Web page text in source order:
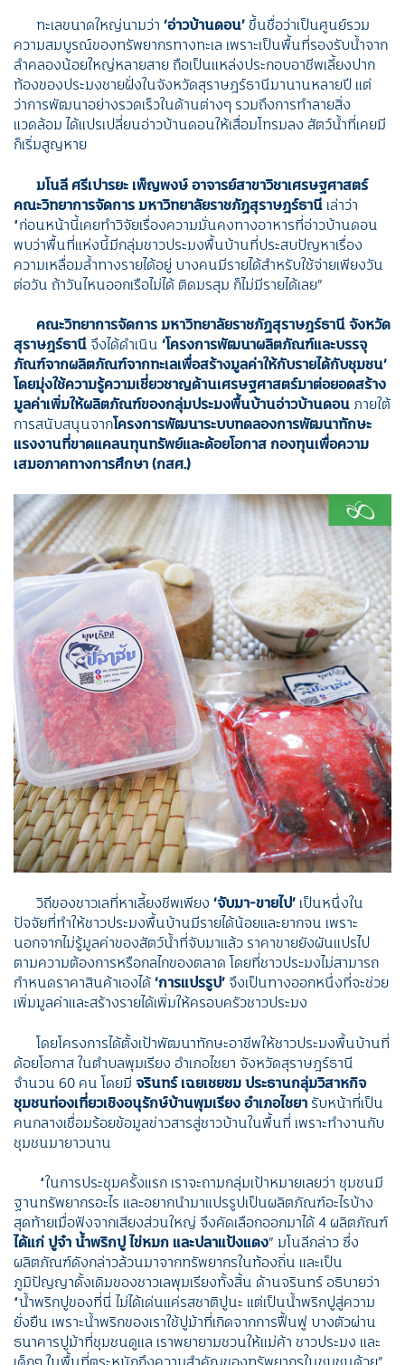
ทะเลขนาดใหญ่นามว่า ‘อ่าวบ้านดอน’ ขึ้นชื่อว่าเป็นศูนย์รวม
ความสมบูรณ์ของทรัพยากรทางทะเล เพราะเป็นพื้นที่รองรับน้ำจาก
ลำคลองน้อยใหญ่หลายสาย ถือเป็นแหล่งประกอบอาชีพเลี้ยงปาก
ท้องของประมงชายฝั่งในจังหวัดสุราษฎร์ธานีมานานหลายปี แต่
ว่าการพัฒนาอย่างรวดเร็วในด้านต่างๆ รวมถึงการทำลายสิ่ง
แวดล้อม ได้แปรเปลี่ยนอ่าวบ้านดอนให้เสื่อมโทรมลง สัตว์น้ำที่เคยมี
ก็เริ่มสูญหาย
มโนลี ศรีเปารยะ เพ็ญพงษ์ อาจารย์สาขาวิชาเศรษฐศาสตร์
คณะวิทยาการจัดการ มหาวิทยาลัยราชภัฏสุราษฎร์ธานี เล่าว่า
“ก่อนหน้านี้เคยทำวิจัยเรื่องความมั่นคงทางอาหารที่อ่าวบ้านดอน
พบว่าพื้นที่แห่งนี้มีกลุ่มชาวประมงพื้นบ้านที่ประสบปัญหาเรื่อง
ความเหลื่อมล้ำทางรายได้อยู่ บางคนมีรายได้สำหรับใช้จ่ายเพียงวัน
ต่อวัน ถ้าวันไหนออกเรือไม่ได้ ติดมรสุม ก็ไม่มีรายได้เลย”
คณะวิทยาการจัดการ มหาวิทยาลัยราชภัฏสุราษฎร์ธานี จังหวัด
สุราษฎร์ธานี จึงได้ดำเนิน ‘โครงการพัฒนาผลิตภัณฑ์และบรรจุ
ภัณฑ์จากผลิตภัณฑ์จากทะเลเพื่อสร้างมูลค่าให้กับรายได้กับชุมชน’
โดยมุ่งใช้ความรู้ความเชี่ยวชาญด้านเศรษฐศาสตร์มาต่อยอดสร้าง
มูลค่าเพิ่มให้ผลิตภัณฑ์ของกลุ่มประมงพื้นบ้านอ่าวบ้านดอน ภายใต้
การสนับสนุนจากโครงการพัฒนาระบบทดลองการพัฒนาทักษะ
แรงงานที่ขาดแคลนทุนทรัพย์และด้อยโอกาส กองทุนเพื่อความ
เสมอภาคทางการศึกษา (กสศ.)
วิถีของชาวเลที่หาเลี้ยงชีพเพียง ‘จับมา-ขายไป’ เป็นหนึ่งใน
ปัจจัยที่ทำให้ชาวประมงพื้นบ้านมีรายได้น้อยและยากจน เพราะ
นอกจากไม่รู้มูลค่าของสัตว์น้ำที่จับมาแล้ว ราคาขายยังผันแปรไป
ตามความต้องการหรือกลไกของตลาด โดยที่ชาวประมงไม่สามารถ
กำหนดราคาสินค้าเองได้‘การแปรรูป’ จึงเป็นทางออกหนึ่งที่จะช่วย
เพิ่มมูลค่าและสร้างรายได้เพิ่มให้ครอบครัวชาวประมง
โดยโครงการได้ตั้งเป้าพัฒนาทักษะอาชีพให้ชาวประมงพื้นบ้านที่
ด้อยโอกาส ในตำบลพุมเรียง อำเภอไชยา จังหวัดสุราษฎร์ธานี
จำนวน 60 คน โดยมี จรินทร์ เฉยเชยชม ประธานกลุ่มวิสาหกิจ
ชุมชนท่องเที่ยวเชิงอนุรักษ์บ้านพุมเรียง อำเภอไชยา รับหน้าที่เป็น
คนกลางเชื่อมร้อยข้อมูลข่าวสารสู่ชาวบ้านในพื้นที่ เพราะทำงานกับ
ชุมชนมายาวนาน
“ในการประชุมครั้งแรก เราจะถามกลุ่มเป้าหมายเลยว่า ชุมชนมี
ฐานทรัพยากรอะไร และอยากนำมาแปรรูปเป็นผลิตภัณฑ์อะไรบ้าง
สุดท้ายเมื่อฟังจากเสียงส่วนใหญ่ จึงคัดเลือกออกมาได้ 4 ผลิตภัณฑ์
ได้แก่ ปูจ๋า น้ำพริกปู ไข่หมก และปลาแป้งแดง” มโนลีกล่าว ซึ่ง
ผลิตภัณฑ์ดังกล่าวล้วนมาจากทรัพยากรในท้องถิ่น และเป็น
ภูมิปัญญาดั้งเดิมของชาวเลพุมเรียงทั้งสิ้น ด้านจรินทร์ อธิบายว่า
“น้ำพริกปูของที่นี่ ไม่ได้เด่นแค่รสชาติปูนะ แต่เป็นน้ำพริกปูสู่ความ
ยั่งยืน เพราะน้ำพริกของเราใช้ปูม้าที่เกิดจากการฟื้นฟู บางตัวผ่าน
ธนาคารปูม้าที่ชุมชนดูแล เราพยายามชวนให้แม่ค้า ชาวประมง และ